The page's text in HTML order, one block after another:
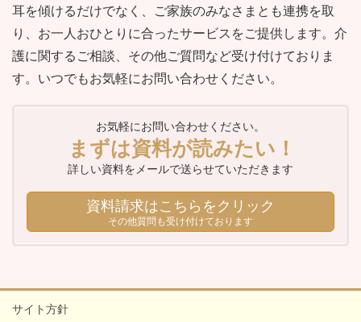
耳を傾けるだけでなく、ご家族のみなさまとも連携を取
り、お一人おひとりに合ったサービスをご提供します。介
護に関するご相談、その他ご質問など受け付けておりま
す。いつでもお気軽にお問い合わせください。
お気軽にお問い合わせください。
まずは資料が読みたい！
詳しい資料をメールで送らせていただきます
資料請求はこちらをクリック
その他質問も受け付けております
サイト方針